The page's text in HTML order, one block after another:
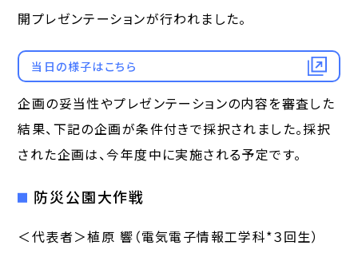
開プレゼンテーションが行われました。
当日の様子はこちら
企画の妥当性やプレゼンテーションの内容を審査した
結果、下記の企画が条件付きで採択されました。採択
された企画は、今年度中に実施される予定です。
防災公園大作戦
＜代表者＞植原 響（電気電子情報工学科*３回生）